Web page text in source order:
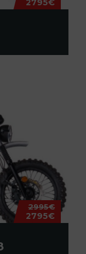
2795€
2995€
2795€